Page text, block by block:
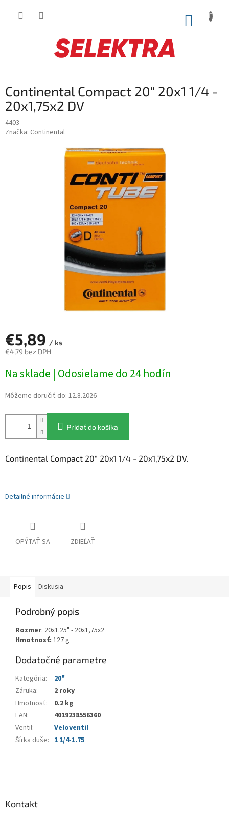
Continental Compact 20" 20x1 1/4 -
20x1,75x2 DV
4403
Značka: Continental
€5,89 / ks
€4,79 bez DPH
cena:
Na sklade | Odosielame do 24 hodín
Môžeme doručiť do: 12.8.2026
Pridať do košíka
Continental Compact 20" 20x1 1/4 - 20x1,75x2 DV.
Detailné informácie
OPÝTAŤ SA ZDIEĽAŤ
Popis Diskusia
Podrobný popis
Rozmer: 20x1.25" - 20x1,75x2
Hmotnosť: 127 g
Dodatočné parametre
Kategória:
20"
Záruka:
2 roky
Hmotnosť:
0.2 kg
EAN:
4019238556360
Ventil:
Veloventil
Šírka duše: 1 1/4-1.75
Kontakt